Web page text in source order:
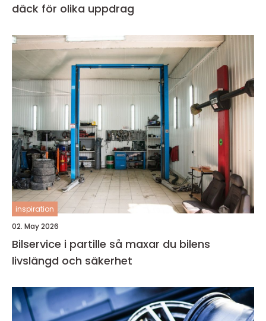
däck för olika uppdrag
inspiration
02. May 2026
Bilservice i partille så maxar du bilens
livslängd och säkerhet